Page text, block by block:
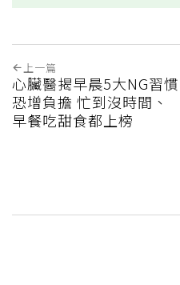
上一篇
心臟醫揭早晨5大NG習慣
恐增負擔 忙到沒時間、
早餐吃甜食都上榜